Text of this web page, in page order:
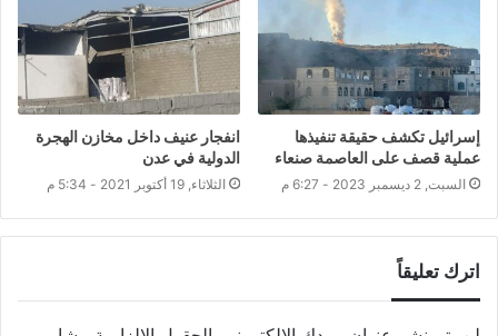
إسرائيل تكشف حقيقة تنفيذها
عملية قصف على العاصمة صنعاء
السبت, 2 ديسمبر 2023 - 6:27 م
انفجار عنيف داخل مخازن الهجرة
الدولية في عدن
الثلاثاء, 19 أكتوبر 2021 - 5:34 م
اترك تعليقاً